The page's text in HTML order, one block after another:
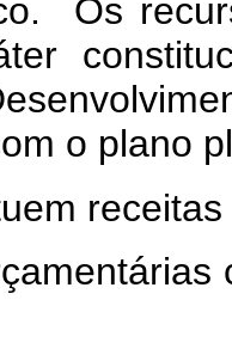
Os
o plano
receitas